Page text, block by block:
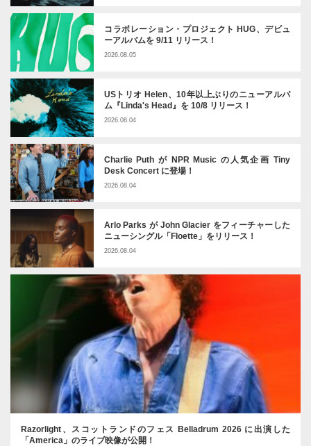
コラボレーション・プロジェクト HUG、デビュ
ーアルバムを 9/11 リリース！
2026.08.05
USトリオ Helen、10年以上ぶりのニューアルバ
ム『Linda's Head』を 10/8 リリース！
2026.08.04
Charlie Puth が NPR Music の人気企画 Tiny
Desk Concert に登場！
2026.08.04
Arlo Parks が John Glacier をフィーチャーした
ニューシングル「Floette」をリリース！
2026.08.04
Razorlight、スコットランドのフェス Belladrum 2026 に出演した
「America」のライブ映像が公開！